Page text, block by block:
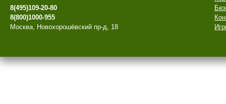
8(495)109-20-80
8(800)1000-955
Москва, Новохорошёвский пр-д, 18